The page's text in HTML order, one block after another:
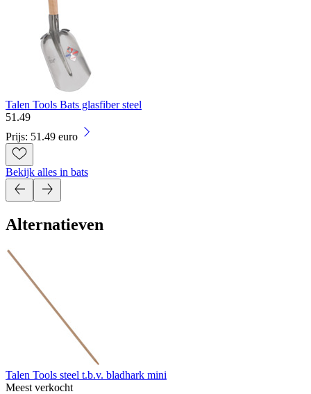
Talen Tools Bats glasfiber steel
51 .49
Prijs: 51.49 euro
Bekijk alles in bats
Alternatieven
Talen Tools steel t.b.v. bladhark mini
Meest verkocht